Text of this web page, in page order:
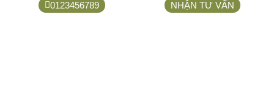
0123456789 NHẬN TƯ VẤN